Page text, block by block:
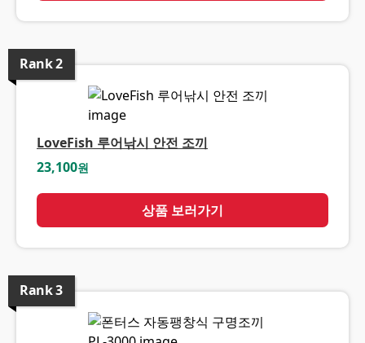
Rank2
LoveFish 루어낚시 안전 조끼
23,100원
상품 보러가기
Rank3